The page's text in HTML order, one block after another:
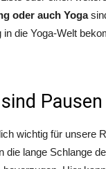
oder auch Yoga
die Yoga-Welt
wichtig für unsere
die lange Schlange